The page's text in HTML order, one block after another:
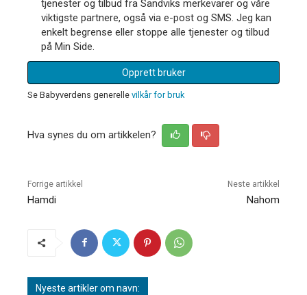
tjenester og tilbud fra Sandviks merkevarer og våre
viktigste partnere, også via e-post og SMS. Jeg kan
enkelt begrense eller stoppe alle tjenester og tilbud
på Min Side.
Opprett bruker
Se Babyverdens generelle vilkår for bruk
Hva synes du om artikkelen?
Forrige artikkel
Hamdi
Neste artikkel
Nahom
Nyeste artikler om navn: